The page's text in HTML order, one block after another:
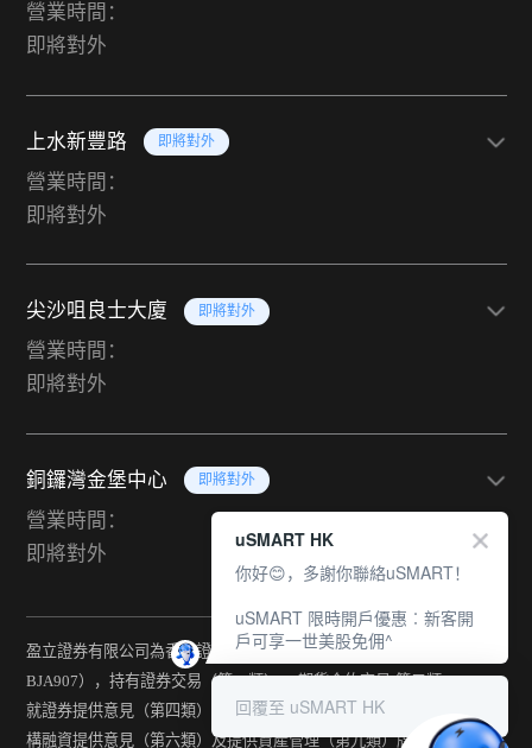
營業時間：
即將對外
上水新豐路 即將對外
營業時間：
即將對外
尖沙咀良士大廈 即將對外
營業時間：
即將對外
銅鑼灣金堡中心 即將對外
營業時間：
即將對外
盈立證券有限公司為香港證監會持牌法團（中央編號：
BJA907），持有證券交易（第一類） 、期貨合約交易(第二類) 、
就證券提供意見（第四類） 、就期貨合約提供意見(第五類) 、就機
構融資提供意見（第六類）及提供資產管理（第九類）牌照。
uSMART HK
你好😊，多謝你聯絡uSMART！
uSMART 限時開戶優惠︰新客開
戶可享一世美股免佣^
回覆至 uSMART HK